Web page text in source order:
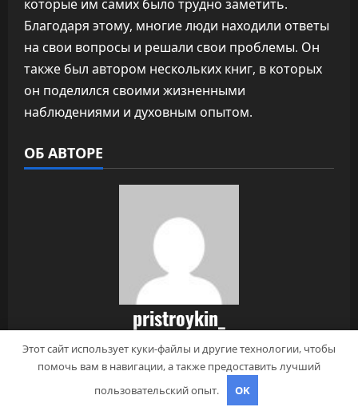
которые им самих было трудно заметить.
Благодаря этому, многие люди находили ответы
на свои вопросы и решали свои проблемы. Он
также был автором нескольких книг, в которых
он поделился своими жизненными
наблюдениями и духовным опытом.
ОБ АВТОРЕ
pristroykin_
Administrator
Перейти на сайт
Просмотреть все записи
Этот сайт использует куки-файлы и другие технологии, чтобы
помочь вам в навигации, а также предоставить лучший
пользовательский опыт.
OK